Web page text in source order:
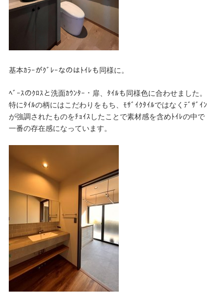
基本ｶﾗｰがｸﾞﾚｰなのはﾄｲﾚも同様に。
ﾍﾞｰｽのｸﾛｽと洗面ｶｳﾝﾀｰ・扉、ﾀｲﾙも同様色に合わせました。
特にﾀｲﾙの柄にはこだわりをもち、ﾓｻﾞｲｸﾀｲﾙではなくﾃﾞｻﾞｲﾝ
が強調されたものをﾁｮｲｽしたことで素材感を含めﾄｲﾚの中で
一番の存在感になっています。
検